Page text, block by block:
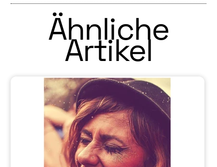
Ähnliche
Artikel